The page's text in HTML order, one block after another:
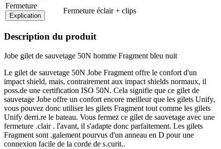
Fermeture
Explication
Fermeture éclair + clips
Description du produit
Jobe gilet de sauvetage 50N homme Fragment bleu nuit
Le gilet de sauvetage 50N Jobe Fragment offre le confort d'un
impact shield, mais, contrairement aux impact shields normaux, il
poss.de une certification ISO 50N. Cela signifie que ce gilet de
sauvetage Jobe offre un confort encore meilleur que les gilets Unify,
vous pouvez donc utiliser les gilets Fragment tout comme les gilets
Unify derri.re le bateau. Vous fermez ce gilet de sauvetage avec une
fermeture .clair . l'avant, il s'adapte donc parfaitement. Les gilets
Fragment sont .galement pourvus d'un anneau en D pour une
connexion facile de la corde de s.curit..